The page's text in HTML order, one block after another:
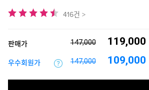
416건 >
판매가 147,000 119,000
우수회원가 147,000 109,000